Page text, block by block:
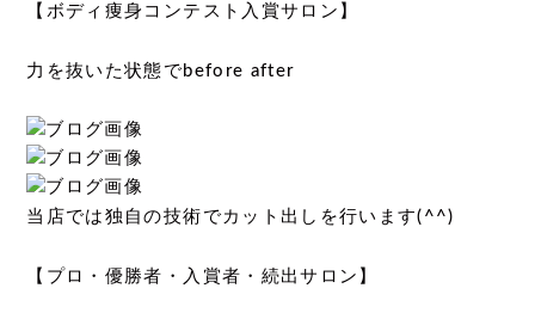
【ボディ痩身コンテスト入賞サロン】
力を抜いた状態でbefore after
当店では独自の技術でカット出しを行います(^^)
【プロ・優勝者・入賞者・続出サロン】